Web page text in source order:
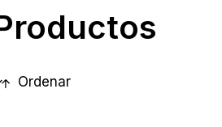
Ordenar